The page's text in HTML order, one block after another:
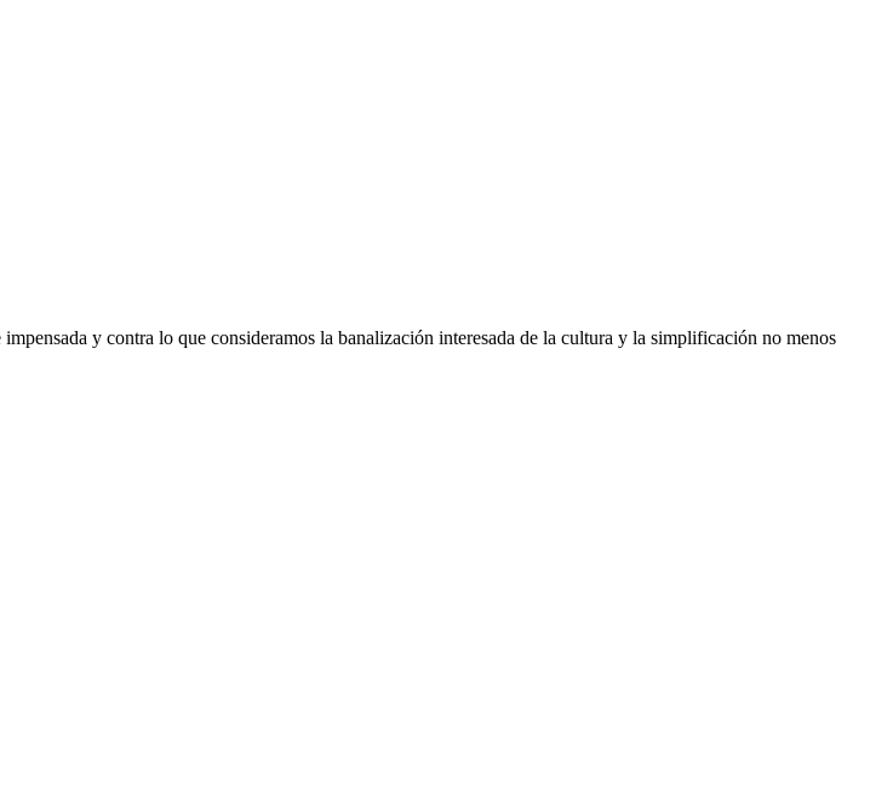
y contra lo que consideramos la banalización interesada de la cultura y la simplificación no menos